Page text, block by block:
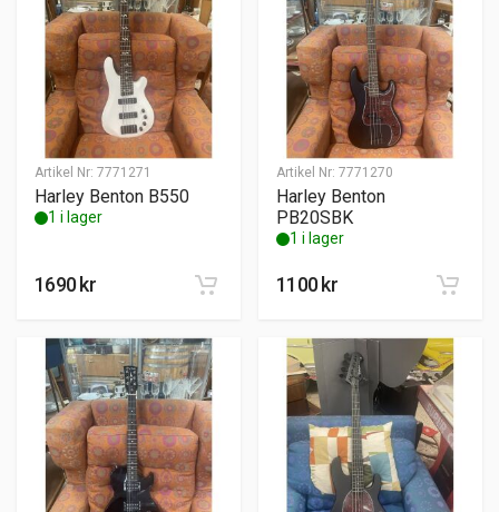
Artikel Nr: 7771271
Harley Benton B550
1 i lager
1690kr
Artikel Nr: 7771270
Harley Benton
PB20SBK
1 i lager
1100kr